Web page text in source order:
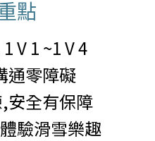
點
V 1 ~1 V 4
通零障礙
安全有保障
驗滑雪樂趣